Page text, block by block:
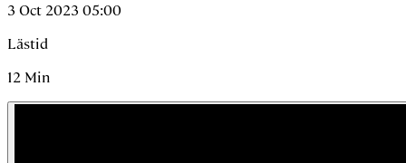
3 Oct 2023 05:00
Lästid
12 Min